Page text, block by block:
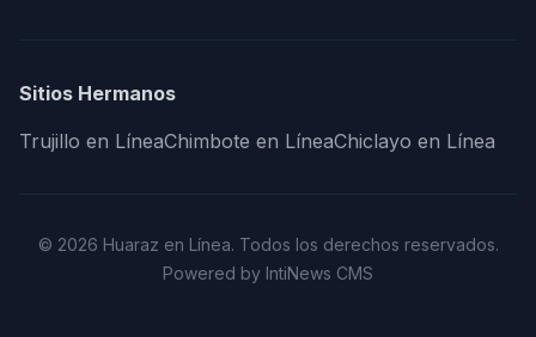
Sitios Hermanos
Trujillo en LíneaChimbote en LíneaChiclayo en Línea
© 2026 Huaraz en Línea. Todos los derechos reservados.
Powered by IntiNews CMS